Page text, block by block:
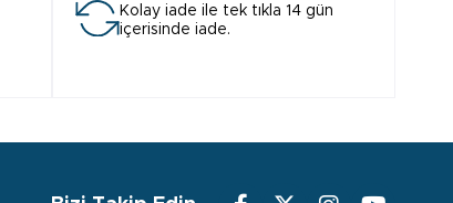
Kolay iade ile tek tıkla 14 gün
içerisinde iade.